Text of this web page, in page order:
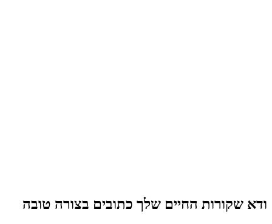
ודא שקורות החיים שלך כתובים בצורה טובה